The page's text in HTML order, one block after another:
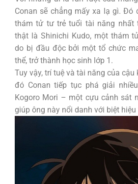
Conan sẽ chẳng mấy xa lạ gì. Đó
thám tử tư trẻ tuổi tài năng nhất
thật là Shinichi Kudo, một thám
do bị đầu độc bởi một tổ chức
thể, trở thành học sinh lớp 1.
Tuy vậy, trí tuệ và tài năng của
đó Conan tiếp tục phá giải
Kogoro Mori – một cựu cảnh sát
giúp ông này nổi danh với biệt hiệu